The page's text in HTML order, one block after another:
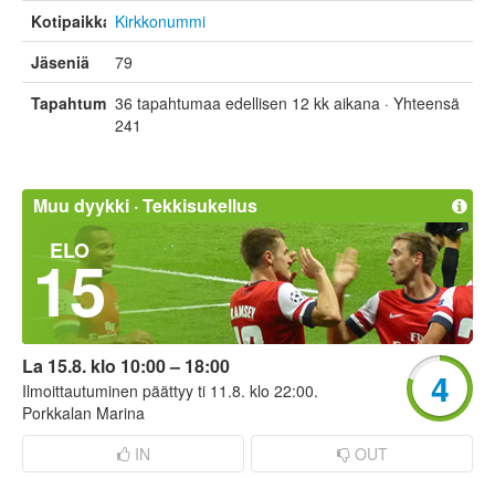
Kotipaikka Kirkkonummi
Jäseniä
79
Tapahtumat36 tapahtumaa edellisen 12 kk aikana · Yhteensä
241
Muu dyykki ·Tekkisukellus
ELO
15
4
La 15.8. klo 10:00 – 18:00
Ilmoittautuminen päättyy ti 11.8. klo 22:00.
Porkkalan Marina
IN
OUT